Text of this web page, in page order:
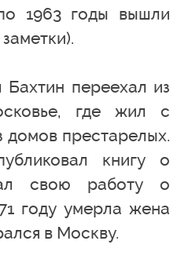
1963 годы вышли
переехал из
где жил с
домов престарелых.
книгу о
свою работу о
году умерла жена
в Москву.